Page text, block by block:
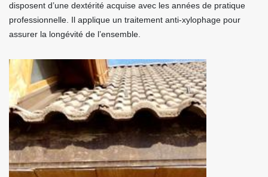
disposent d’une dextérité acquise avec les années de pratique
professionnelle. Il applique un traitement anti-xylophage pour
assurer la longévité de l’ensemble.